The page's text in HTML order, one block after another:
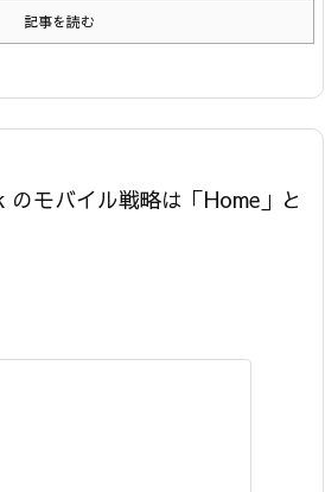
記事を読む
モバイル戦略は「Home」と